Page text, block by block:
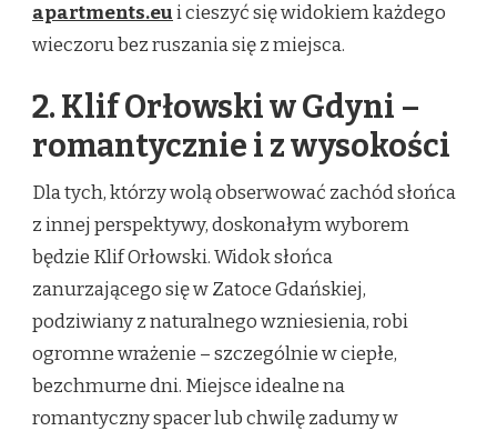
apartments.eui cieszyć się widokiem każdego
wieczoru bez ruszania się z miejsca.
2. Klif Orłowski w Gdyni –
romantycznie i z wysokości
Dla tych, którzy wolą obserwować zachód słońca
z innej perspektywy, doskonałym wyborem
będzie Klif Orłowski. Widok słońca
zanurzającego się w Zatoce Gdańskiej,
podziwiany z naturalnego wzniesienia, robi
ogromne wrażenie – szczególnie w ciepłe,
bezchmurne dni. Miejsce idealne na
romantyczny spacer lub chwilę zadumy w